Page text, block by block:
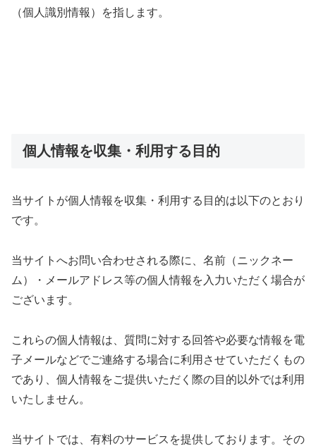
（個人識別情報）を指します。
個人情報を収集・利用する目的
当サイトが個人情報を収集・利用する目的は以下のとおり
です。
当サイトへお問い合わせされる際に、名前（ニックネー
ム）・メールアドレス等の個人情報を入力いただく場合が
ございます。
これらの個人情報は、質問に対する回答や必要な情報を電
子メールなどでご連絡する場合に利用させていただくもの
であり、個人情報をご提供いただく際の目的以外では利用
いたしません。
当サイトでは、有料のサービスを提供しております。その